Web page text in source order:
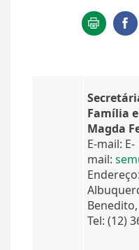
Família
Magda
E-mail: E-
mail:
Benedito,
Tel: (12)